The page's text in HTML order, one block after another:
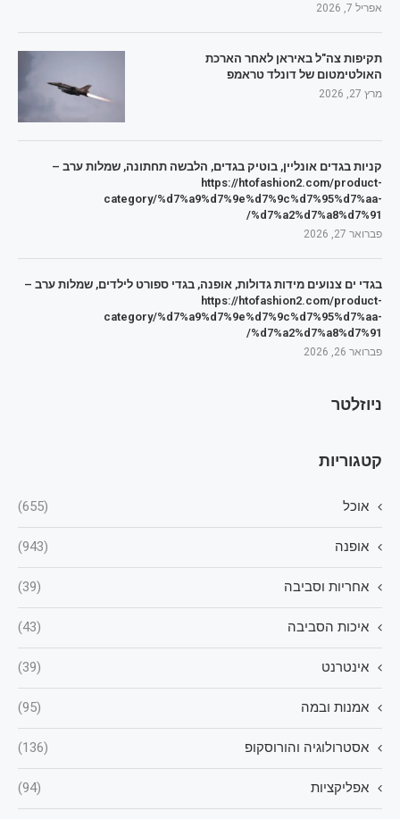
אפריל 7, 2026
תקיפות צה"ל באיראן לאחר הארכת
האולטימטום של דונלד טראמפ
מרץ 27, 2026
קניות בגדים אונליין, בוטיק בגדים, הלבשה תחתונה, שמלות ערב –
https://htofashion2.com/product-
category/%d7%a9%d7%9e%d7%9c%d7%95%d7%aa-
%d7%a2%d7%a8%d7%91/
פברואר 27, 2026
בגדי ים צנועים מידות גדולות, אופנה, בגדי ספורט לילדים, שמלות ערב –
https://htofashion2.com/product-
category/%d7%a9%d7%9e%d7%9c%d7%95%d7%aa-
%d7%a2%d7%a8%d7%91/
פברואר 26, 2026
ניוזלטר
קטגוריות
אוכל (655)
אופנה (943)
אחריות וסביבה (39)
איכות הסביבה (43)
אינטרנט (39)
אמנות ובמה (95)
אסטרולוגיה והורוסקופ (136)
אפליקציות (94)